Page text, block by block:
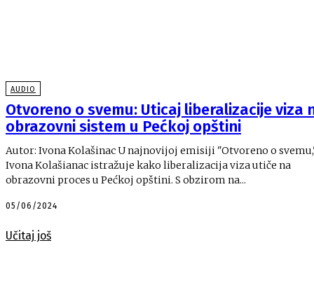
AUDIO
Otvoreno o svemu: Uticaj liberalizacije viza
obrazovni sistem u Pećkoj opštini
Autor: Ivona Kolašinac U najnovijoj emisiji "Otvoreno o svemu,"
Ivona Kolašianac istražuje kako liberalizacija viza utiče na
obrazovni proces u Pećkoj opštini. S obzirom na...
05/06/2024
Učitaj još